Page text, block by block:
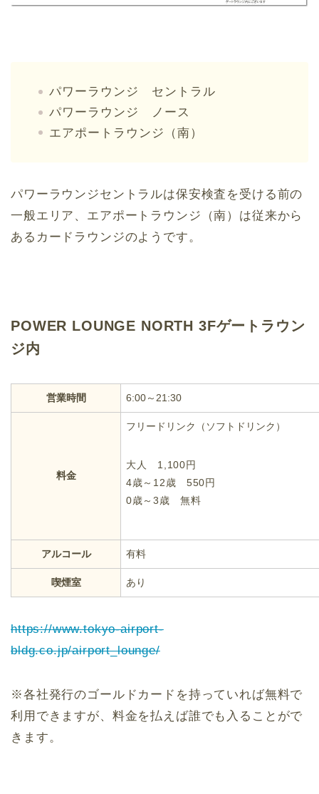
パワーラウンジ セントラル
パワーラウンジ ノース
エアポートラウンジ（南）
パワーラウンジセントラルは保安検査を受ける前の
一般エリア、エアポートラウンジ（南）は従来から
あるカードラウンジのようです。
POWER LOUNGE NORTH 3Fゲートラウン
ジ内
営業時間 6:00～21:30
料金
フリードリンク（ソフトドリンク）
大人 1,100円
4歳～12歳 550円
0歳～3歳 無料
アルコール 有料
喫煙室 あり
https://www.tokyo-airport-
bldg.co.jp/airport_lounge/
※各社発行のゴールドカードを持っていれば無料で
利用できますが、料金を払えば誰でも入ることがで
きます。